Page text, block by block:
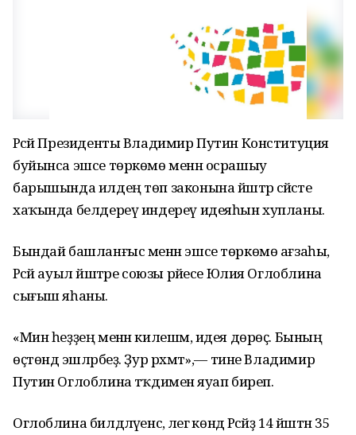
Рәсәй Президенты Владимир Путин Конституция
буйынса эшсе төркөмө менән осрашыу
барышында илдең төп законына йәштәр сәйәсәте
хаҡында белдереү индереү идеяһын хупланы.
Бындай башланғыс менән эшсе төркөмө ағзаһы,
Рәсәй ауыл йәштәре союзы рәйесе Юлия Оглоблина
сығыш яһаны.
«Мин һеҙҙең менән килешәм, идея дөрөҫ. Бының
өҫтөндә эшләрбеҙ. Ҙур рәхмәт»,— тине Владимир
Путин Оглоблина тәҡдименә яуап биреп.
Оглоблина билдәләүенсә, әлегә көндә Рәсәйҙә 14 йәштән 35